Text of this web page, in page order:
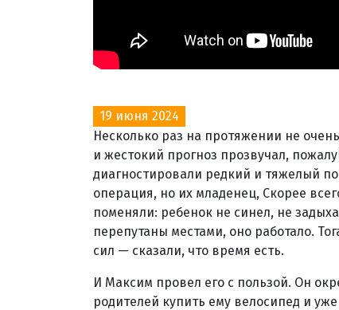
19 июня 2024
Несколько раз на протяжении не
и жестокий прогноз прозвучал,
диагностировали редкий и тяжелый
операция, но их младенец, Скорее
поменяли: ребенок не синел, не
перепутаны местами, оно работало.
сил — сказали, что время есть.
И Максим провел его с пользой. Он
родителей купить ему велосипед и